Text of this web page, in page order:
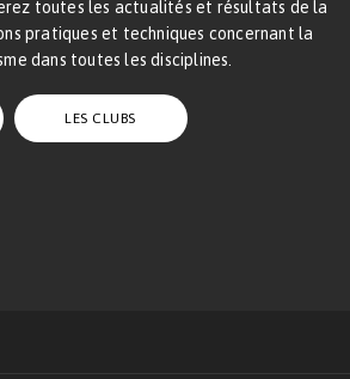
toutes les actualités et résultats de la
pratiques et techniques concernant la
dans toutes les disciplines.
LES CLUBS